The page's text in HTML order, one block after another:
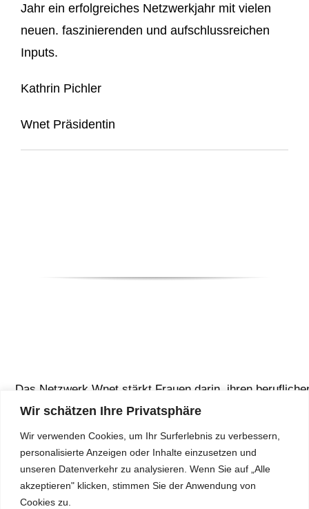
Wir schätzen Ihre Privatsphäre
Wir verwenden Cookies, um Ihr Surferlebnis zu verbessern,
personalisierte Anzeigen oder Inhalte einzusetzen und
unseren Datenverkehr zu analysieren. Wenn Sie auf „Alle
akzeptieren" klicken, stimmen Sie der Anwendung von
Cookies zu.
Jahr ein erfolgreiches Netzwerkjahr mit vielen
neuen. faszinierenden und aufschlussreichen
Inputs.
Kathrin Pichler
Wnet Präsidentin
Das Netzwerk Wnet stärkt Frauen darin, ihren
Weg zu gehen und engagiert sich für faire Chancen im
Berufsleben.